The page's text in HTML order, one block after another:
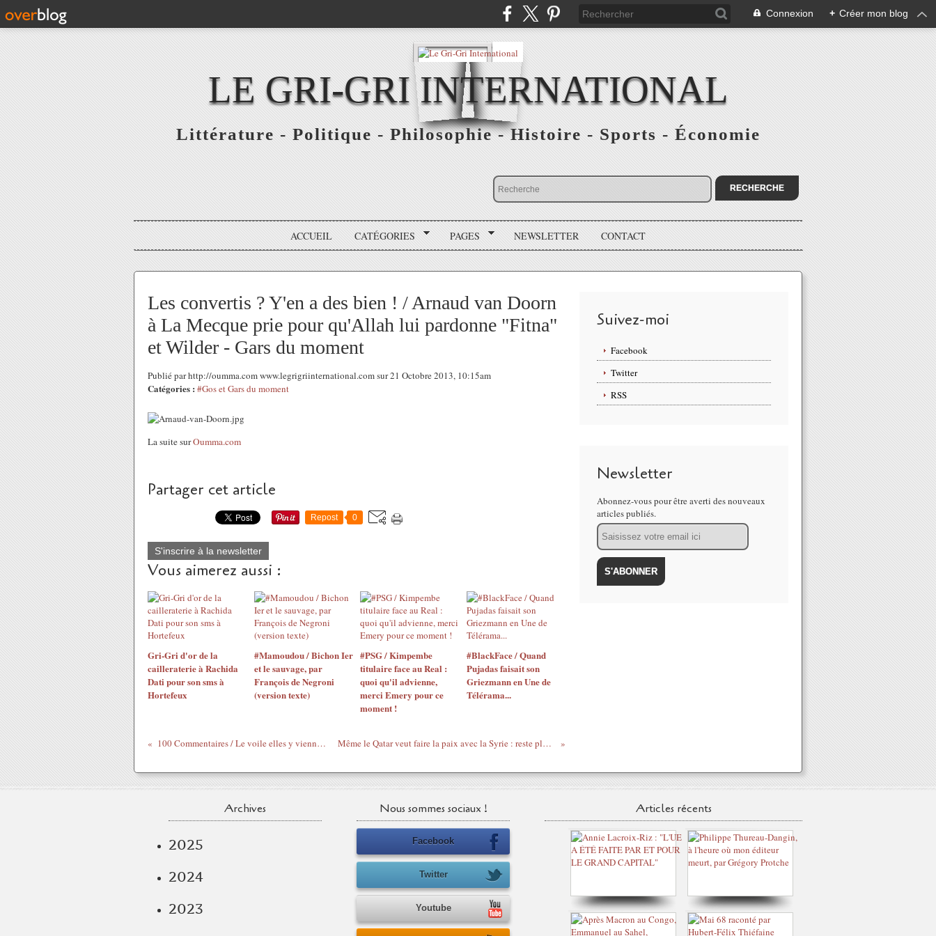
Connexion + Créer mon blog
LE GRI-GRI INTERNATIONAL
Littérature - Politique - Philosophie - Histoire - Sports - Économie
ACCUEIL CATÉGORIES PAGES NEWSLETTER CONTACT
Les convertis ? Y'en a des bien ! / Arnaud van Doorn
à La Mecque prie pour qu'Allah lui pardonne "Fitna"
et Wilder - Gars du moment
Publié par http://oumma.com www.legrigriinternational.com sur 21 Octobre 2013, 10:15am
Catégories : #Gos et Gars du moment
La suite surOumma.com
Partager cet article
Repost 0
S'inscrire à la newsletter
Vous aimerez aussi :
Gri-Gri d'or de la
cailleraterie à Rachida
Dati pour son sms à
Hortefeux
#Mamoudou / Bichon Ier
et le sauvage, par
François de Negroni
(version texte)
#PSG / Kimpembe
titulaire face au Real :
quoi qu'il advienne,
merci Emery pour ce
moment !
#BlackFace / Quand
Pujadas faisait son
Griezmann en Une de
Télérama...
100 Commentaires / Le voile elles y viennent toutes : Rihanna devant la mosquée d'Abu Dhabi ! Même le Qatar veut faire la paix avec la Syrie : reste plus qu'Hollande, Fabius et une horde de barbus gaulois à convaincre
Suivez-moi
Facebook
Twitter
RSS
Newsletter
Abonnez-vous pour être averti des nouveaux
articles publiés.
Email
Archives
2025
2024
2023
Nous sommes sociaux !
Facebook
Twitter
Youtube
Articles récents